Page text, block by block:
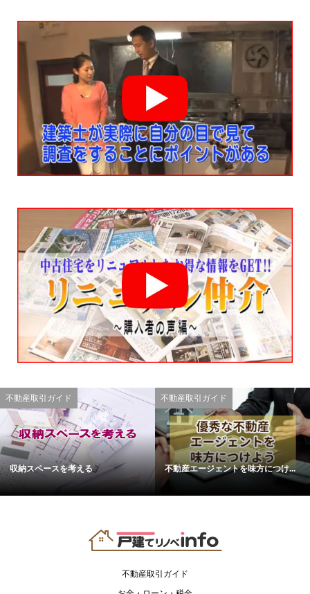
不動産取引ガイド
収納スペースを考える
不動産取引ガイド
不動産エージェントを味方につけ...
不動産取引ガイド